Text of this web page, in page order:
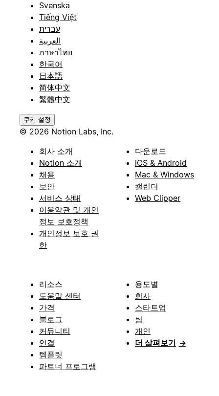
Svenska
Tiếng Việt
עברית
العربية
ภาษาไทย
한국어
日本語
简体中文
繁體中文
쿠키 설정
© 2026 Notion Labs, Inc.
회사 소개
Notion 소개
채용
보안
서비스 상태
이용약관 및 개인
정보 보호정책
개인정보 보호 권
한
다운로드
iOS & Android
Mac & Windows
캘린더
Web Clipper
리소스
도움말 센터
가격
블로그
커뮤니티
연결
템플릿
파트너 프로그램
용도별
회사
스타트업
팀
개인
더 살펴보기 →